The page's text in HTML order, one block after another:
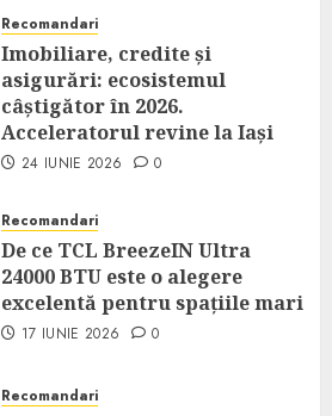
Recomandari
Imobiliare, credite și
asigurări: ecosistemul
câștigător în 2026.
Acceleratorul revine la Iași
24 IUNIE 2026 0
Recomandari
De ce TCL BreezeIN Ultra
24000 BTU este o alegere
excelentă pentru spațiile mari
17 IUNIE 2026 0
Recomandari